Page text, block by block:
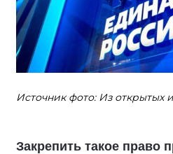
Источник фото: Из открытых
Закрепить такое право